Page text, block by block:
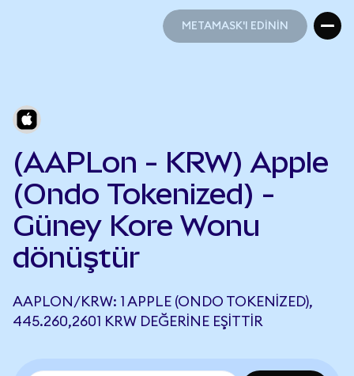
METAMASK'I EDİNİN
(AAPLon - KRW) Apple
(Ondo Tokenized) -
Güney Kore Wonu
dönüştür
AAPLON/KRW: 1 APPLE (ONDO TOKENIZED),
445.260,2601 KRW DEĞERINE EŞITTIR